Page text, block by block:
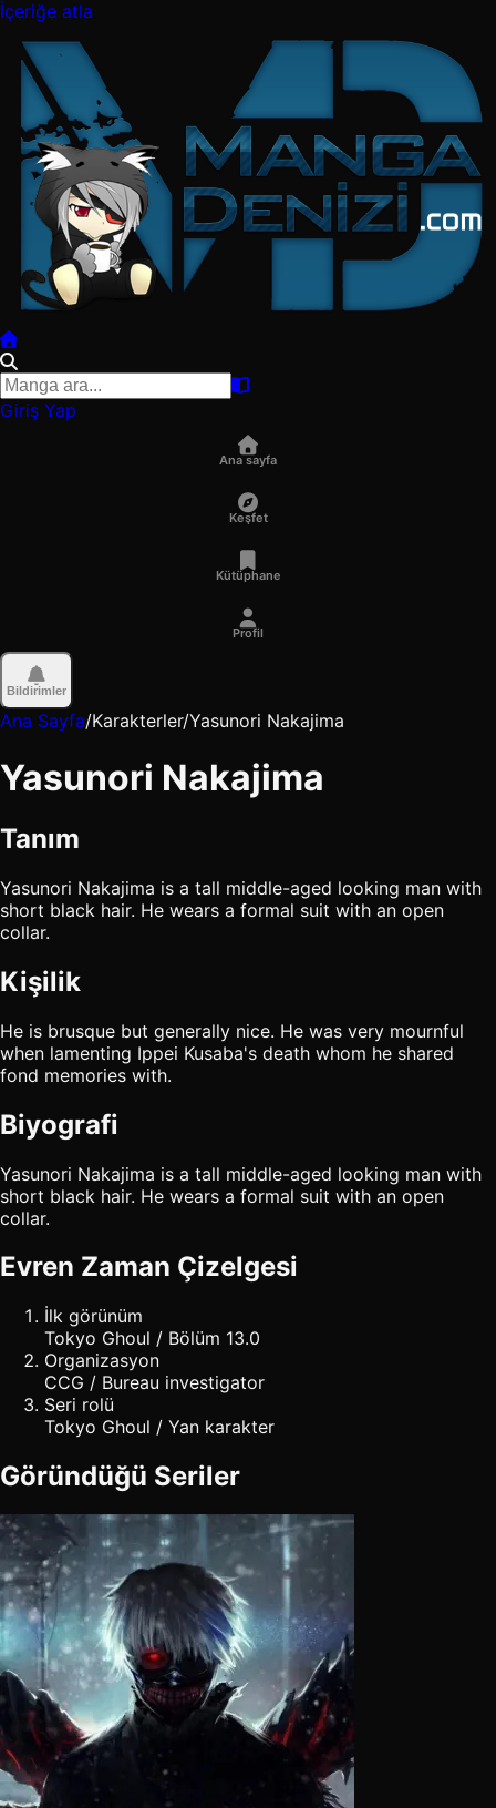
İçeriğe atla
Giriş Yap
Ana sayfa
Keşfet
Kütüphane
Profil
Bildirimler
Ana Sayfa/Karakterler/Yasunori Nakajima
Yasunori Nakajima
Tanım
Yasunori Nakajima is a tall middle-aged looking man with
short black hair. He wears a formal suit with an open
collar.
Kişilik
He is brusque but generally nice. He was very mournful
when lamenting Ippei Kusaba's death whom he shared
fond memories with.
Biyografi
Yasunori Nakajima is a tall middle-aged looking man with
short black hair. He wears a formal suit with an open
collar.
Evren Zaman Çizelgesi
İlk görünüm
Tokyo Ghoul / Bölüm 13.0
Organizasyon
CCG / Bureau investigator
Seri rolü
Tokyo Ghoul / Yan karakter
Göründüğü Seriler